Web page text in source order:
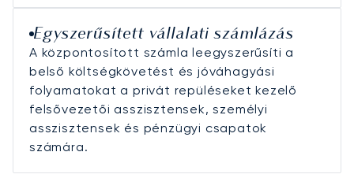
Egyszerűsített vállalati számlázás
A központosított számla leegyszerűsíti a
belső költségkövetést és jóváhagyási
folyamatokat a privát repüléseket kezelő
felsővezetői asszisztensek, személyi
asszisztensek és pénzügyi csapatok
számára.